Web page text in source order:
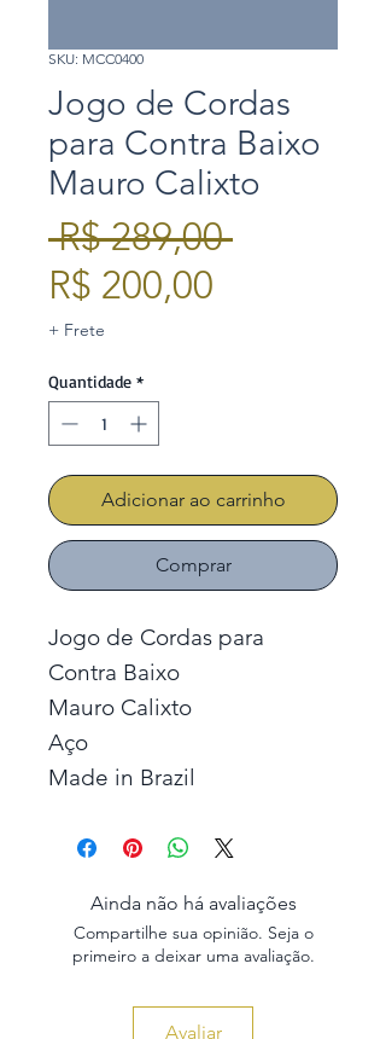
SKU: MCC0400
Jogo de Cordas
para Contra Baixo
Mauro Calixto
R$ 289,00 Preço
R$ 200,00
+ Frete
Quantidade *
Adicionar ao carrinho
Comprar
Jogo de Cordas para
Contra Baixo
Mauro Calixto
Aço
Made in Brazil
Ainda não há avaliações
Compartilhe sua opinião. Seja o
primeiro a deixar uma avaliação.
Avaliar